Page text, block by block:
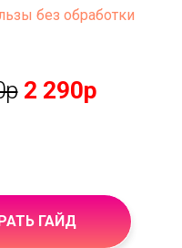
без обработки
2 290р
ГАЙД